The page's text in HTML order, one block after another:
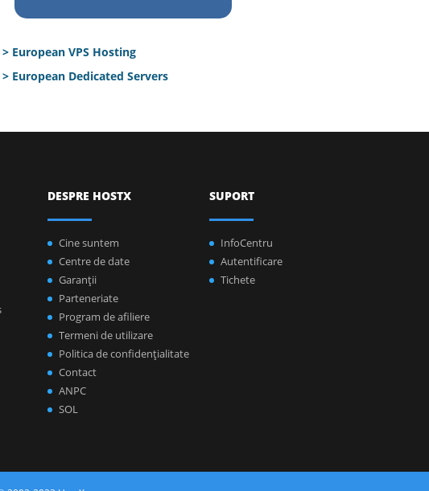
> European VPS Hosting
> European Dedicated Servers
DESPRE HOSTX
Cine suntem
Centre de date
Garanţii
Parteneriate
Program de afiliere
Termeni de utilizare
Politica de confidenţialitate
Contact
ANPC
SOL
SUPORT
InfoCentru
Autentificare
Tichete